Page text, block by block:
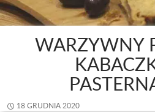
WARZYWNY
18 GRUDNIA 2020